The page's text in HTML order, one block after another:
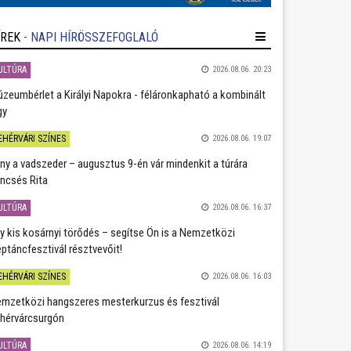
- NAPI HÍRÖSSZEFOGLALÓ
2026.08.06. 20:23
a Királyi Napokra - féláronkapható a kombinált
SZÍNES 2026.08.06. 19:07
a vadszeder – augusztus 9-én vár mindenkit a túrára
Rita
2026.08.06. 16:37
kis kosárnyi törődés – segítse Ön is a Nemzetközi
résztvevőit!
SZÍNES 2026.08.06. 16:03
hangszeres mesterkurzus és fesztivál
2026.08.06. 14:19